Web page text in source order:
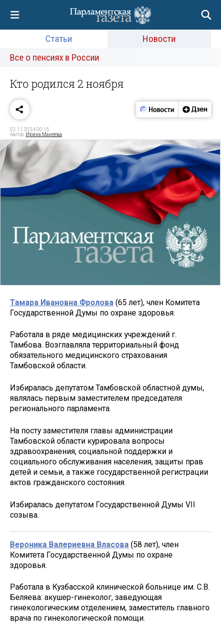
Статьи
Новости
Все о пенсиях в России
Кто родился 2 ноября
02.11.2024 00:15
Автор: Ирина Макеева
Тамара Ивановна Фролова (65 лет), член Комитета
Государственной Думы по охране здоровья.
Работала в ряде медицинских учреждений г.
Тамбова. Возглавляла территориальный фонд
обязательного медицинского страхования
Тамбовской области.
Избиралась депутатом Тамбовской областной думы,
являлась первым заместителем председателя
регионального парламента.
На посту заместителя главы администрации
Тамбовской области курировала вопросы
здравоохранения, социальной поддержки и
социального обслуживания населения, защиты прав
детей и семьи, а также государственной регистрации
актов гражданского состояния.
Избиралась депутатом Государственной Думы VII
созыва.
Вероника Валериевна Власова (58 лет), член
Комитета Государственной Думы по охране
здоровья.
Работала в Кузбасской клинической больнице им. С.В.
Беляева: акушер-гинеколог, заведующая
гинекологическим отделением, заместитель главного
врача по гинекологической помощи.